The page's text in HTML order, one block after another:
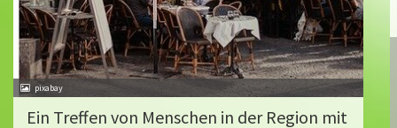
pixabay
Ein Treffen von Menschen in der Region mit